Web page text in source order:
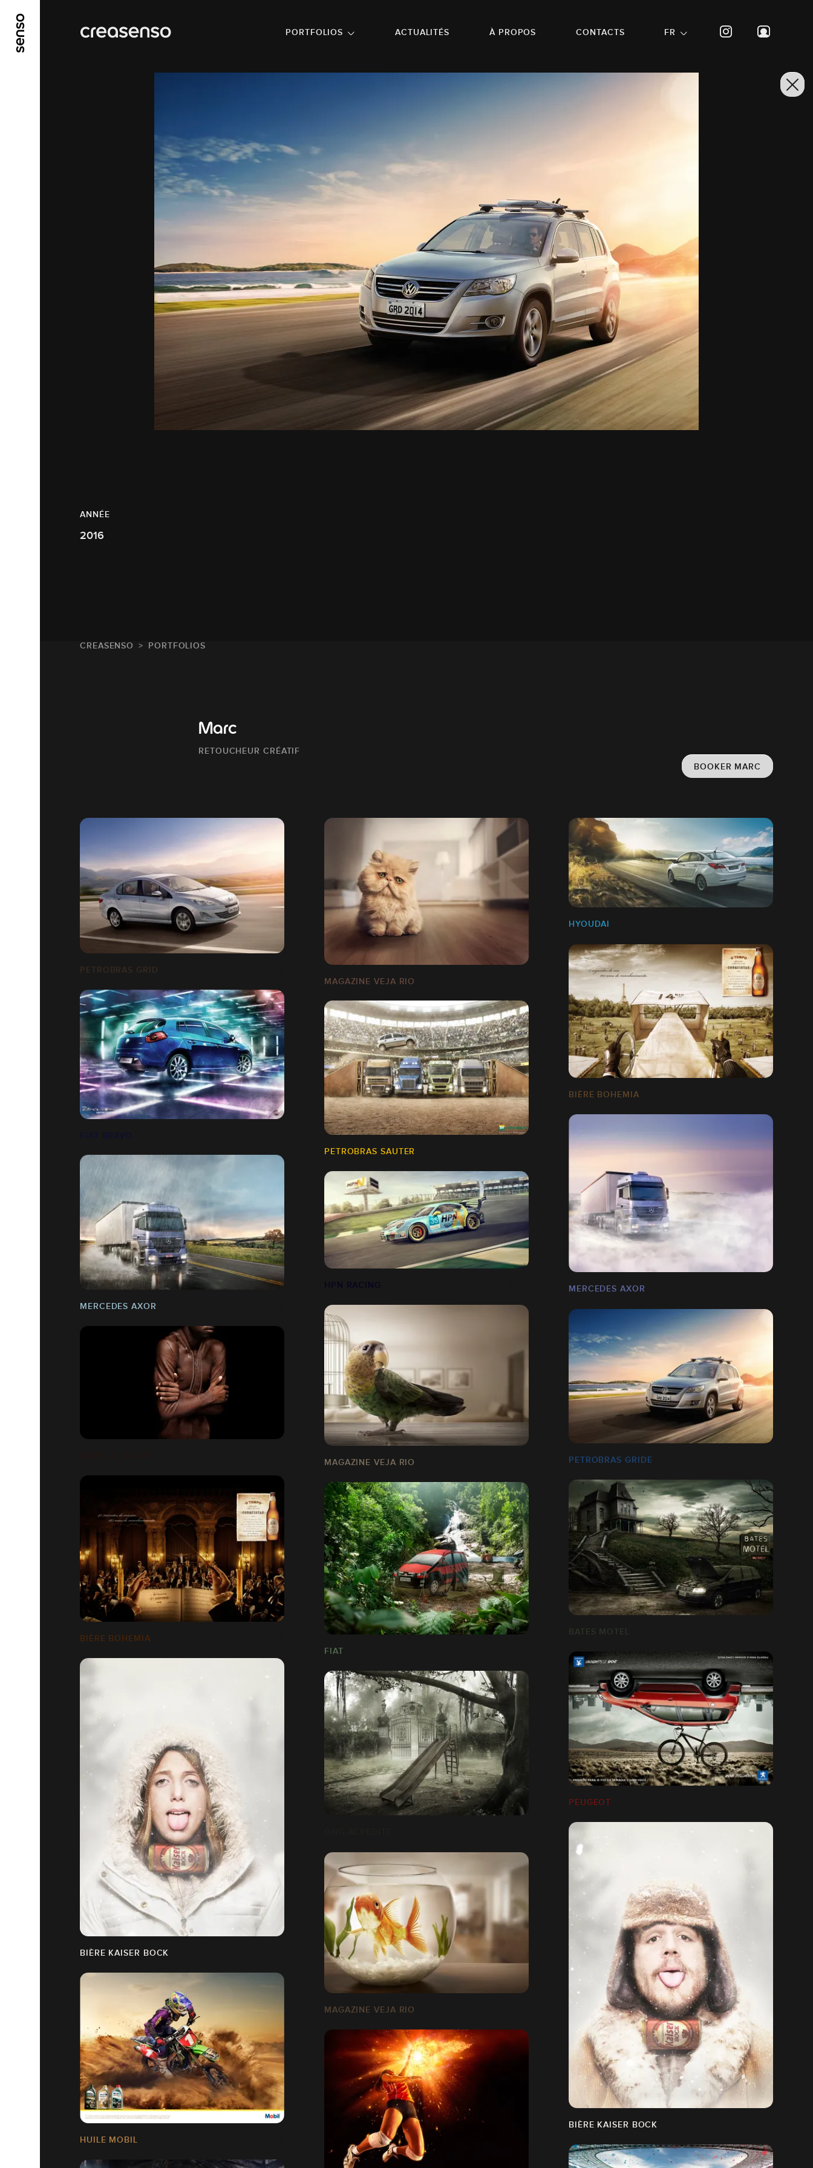
PORTFOLIOS
ACTUALITÉS À PROPOS CONTACTS FR
ANNÉE
2016
CREASENSO PORTFOLIOS
Marc
RETOUCHEUR CRÉATIF
BOOKER MARC
PETROBRAS GRID
MAGAZINE VEJA RIO
HYOUDAI
BIÈRE BOHEMIA
FIAT BRAVO
PETROBRAS SAUTER
MERCEDES AXOR
MERCEDES AXOR
MAGAZINE VEJA RIO PETROBRAS GRIDE
BIÈRE BOHEMIA
BATES MOTEL
FIAT
PEUGEOT
BIÈRE KAISER BOCK
BIÈRE KAISER BOCK
MAGAZINE VEJA RIO
HUILE MOBIL